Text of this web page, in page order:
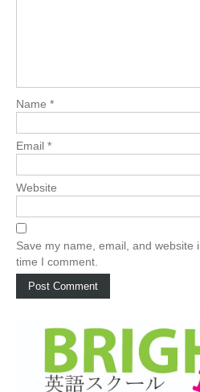
Name *
Email *
Website
Save my name, email, and website
time I comment.